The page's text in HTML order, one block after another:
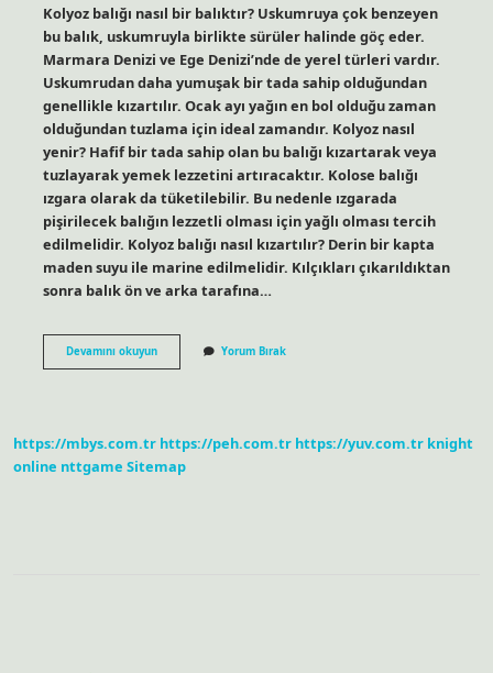
Kolyoz balığı nasıl bir balıktır? Uskumruya çok benzeyen
bu balık, uskumruyla birlikte sürüler halinde göç eder.
Marmara Denizi ve Ege Denizi’nde de yerel türleri vardır.
Uskumrudan daha yumuşak bir tada sahip olduğundan
genellikle kızartılır. Ocak ayı yağın en bol olduğu zaman
olduğundan tuzlama için ideal zamandır. Kolyoz nasıl
yenir? Hafif bir tada sahip olan bu balığı kızartarak veya
tuzlayarak yemek lezzetini artıracaktır. Kolose balığı
ızgara olarak da tüketilebilir. Bu nedenle ızgarada
pişirilecek balığın lezzetli olması için yağlı olması tercih
edilmelidir. Kolyoz balığı nasıl kızartılır? Derin bir kapta
maden suyu ile marine edilmelidir. Kılçıkları çıkarıldıktan
sonra balık ön ve arka tarafına…
Devamını okuyunKolyoz
Balığı
Yorum Bırak
https://mbys.com.tr https://peh.com.tr https://yuv.com.tr knight
online nttgame Sitemap